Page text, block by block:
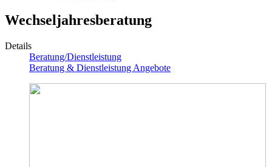
Wechseljahresberatung
Details
Beratung/Dienstleistung
Beratung & Dienstleistung Angebote